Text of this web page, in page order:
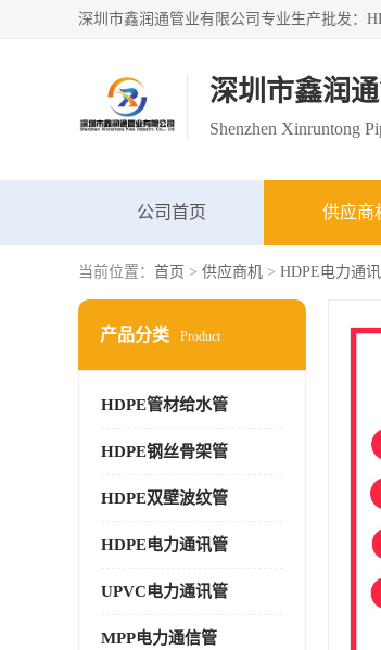
深圳市鑫润
Shenzhen Xinruntong
公司首页 供应商
当前位置： 首页 > 供应商机 > HDPE电力通
产品分类 Product
HDPE管材给水管
HDPE钢丝骨架管
HDPE双壁波纹管
HDPE电力通讯管
UPVC电力通讯管
MPP电力通信管